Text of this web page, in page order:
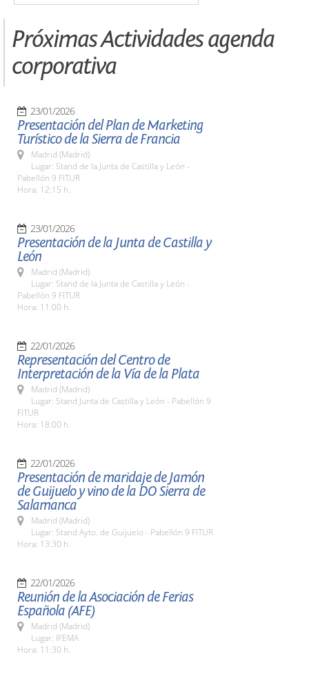
Próximas Actividades agenda
corporativa
23/01/2026
Presentación del Plan de Marketing
Turístico de la Sierra de Francia
Madrid (Madrid)
Lugar: Stand de la Junta de Castilla y León -
Pabellón 9 FITUR
Hora: 12:15 h.
23/01/2026
Presentación de la Junta de Castilla y
León
Madrid (Madrid)
Lugar: Stand de la Junta de Castilla y León -
Pabellón 9 FITUR
Hora: 11:00 h.
22/01/2026
Representación del Centro de
Interpretación de la Vía de la Plata
Madrid (Madrid)
Lugar: Stand Junta de Castilla y León - Pabellón 9
FITUR
Hora: 18:00 h.
22/01/2026
Presentación de maridaje de Jamón
de Guijuelo y vino de la DO Sierra de
Salamanca
Madrid (Madrid)
Lugar: Stand Ayto. de Guijuelo - Pabellón 9 FITUR
Hora: 13:30 h.
22/01/2026
Reunión de la Asociación de Ferias
Española (AFE)
Madrid (Madrid)
Lugar: IFEMA
Hora: 11:30 h.